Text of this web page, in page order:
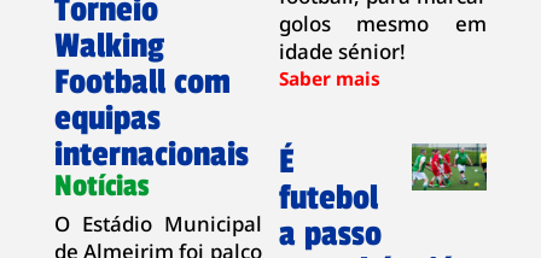
Torneio
Walking
Football com
equipas
internacionais
Notícias
O Estádio Municipal
de Almeirim foi palco
golos mesmo em
idade sénior!
É
futebol
a passo